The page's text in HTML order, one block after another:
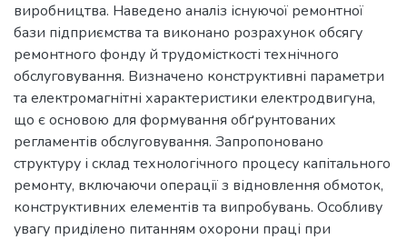
виробництва. Наведено аналіз існуючої ремонтної
бази підприємства та виконано розрахунок обсягу
ремонтного фонду й трудомісткості технічного
обслуговування. Визначено конструктивні параметри
та електромагнітні характеристики електродвигуна,
що є основою для формування обґрунтованих
регламентів обслуговування. Запропоновано
структуру і склад технологічного процесу капітального
ремонту, включаючи операції з відновлення обмоток,
конструктивних елементів та випробувань. Особливу
увагу приділено питанням охорони праці при